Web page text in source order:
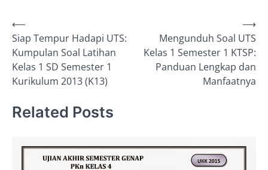
Post
navigation
⟵
Siap Tempur Hadapi UTS:
Kumpulan Soal Latihan
Kelas 1 SD Semester 1
Kurikulum 2013 (K13)
Mengunduh Soal UTS
Kelas 1 Semester 1 KTSP:
Panduan Lengkap dan
Manfaatnya
⟶
Related Posts